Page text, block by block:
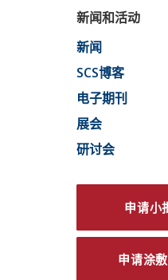
新闻和活动
新闻
SCS博客
电子期刊
展会
研讨会
申请小
申请涂